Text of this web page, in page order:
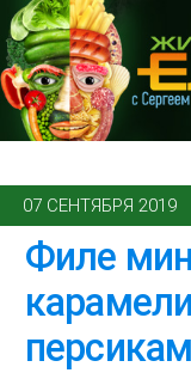
07 СЕНТЯБРЯ 2019
Филе